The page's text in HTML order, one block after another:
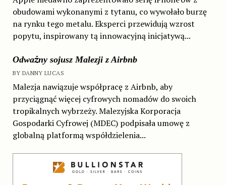
obudowami wykonanymi z tytanu, co wywołało burzę
na rynku tego metalu. Eksperci przewidują wzrost
popytu, inspirowany tą innowacyjną inicjatywą...
Odważny sojusz Malezji z Airbnb
BY DANNY LUCAS
Malezja nawiązuje współpracę z Airbnb, aby
przyciągnąć więcej cyfrowych nomadów do swoich
tropikalnych wybrzeży. Malezyjska Korporacja
Gospodarki Cyfrowej (MDEC) podpisała umowę z
globalną platformą współdzielenia...